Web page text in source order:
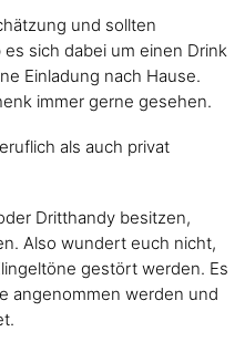
und sollten
sich dabei um einen Drink
Einladung nach Hause.
immer gerne gesehen.
als auch privat
Dritthandy besitzen,
Also wundert euch nicht,
gestört werden. Es
angenommen werden und